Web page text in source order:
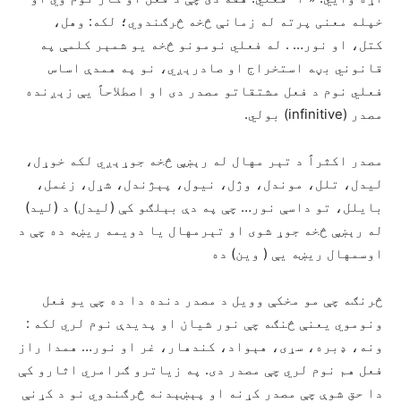
خپله معنی پرته له زمانې څخه څرګندوي؛ لکه: وهل،
کتل، او نور… . له فعلي نومونو څخه یو شمېر کلمې په
قانوني بڼه استخراج او صادرېږي، نو په همدې اساس
فعلي نوم د فعل مشتقاتو مصدر دی او اصطلاحاً يې زېږنده
مصدر (infinitive) بولي.
مصدر اکثراً د تېر مهال له رېښې څخه جوړېږي لکه خوړل،
لیدل، تلل، موندل، وژل، نيول، پېژندل، شړل، زغمل،
بایلل، تو داسې نور… چې په دې بېلګو کې (لیدل) د (لید)
له رېښې څخه جوړ شوی او تېرمهال یا دویمه ريښه ده چې د
اوسمهال ریښه يې ( وین) ده
څرنګه چې مو مخکې وویل د مصدر دنده دا ده چې یو فعل
ونوموي یعنې څنګه چې نور شیان او پديدې نوم لري لکه :
ونه، ډبره، سړی، هېواد، کندهار، غر او نور… همدا راز
فعل هم نوم لري چې مصدر دی. په زیاترو ګرامري اثارو کې
دا حق شوې چې مصدر کړنه او پېښېدنه څرګندوي نو د کړنې